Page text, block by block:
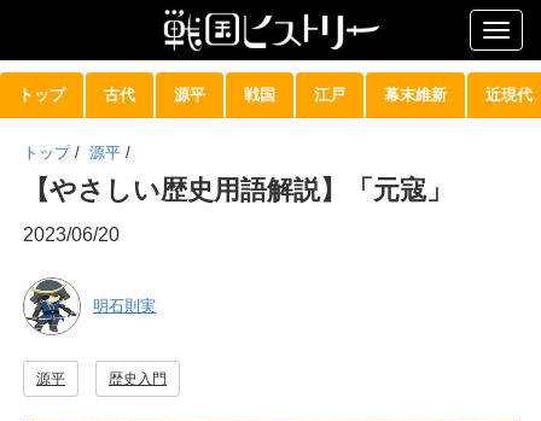
トップ 古代 源平 戦国 江戸 幕末維新 近現代
トップ / 源平 /
【やさしい歴史用語解説】「元寇」
2023/06/20
明石則実
源平 歴史入門